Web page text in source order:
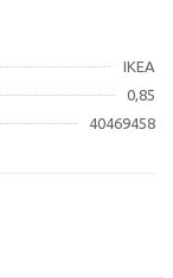
IKEA
0,85
40469458